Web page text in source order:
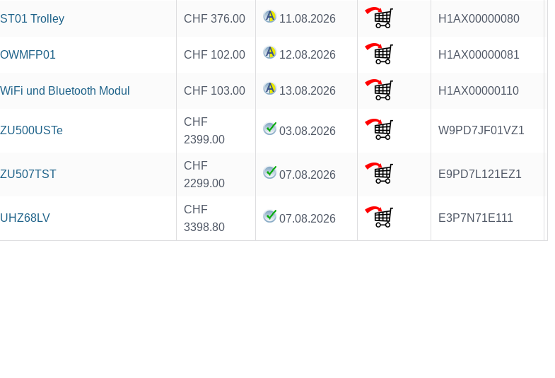
Trolley CHF 376.00 11.08.2026 H1AX00000080
CHF 102.00 12.08.2026 H1AX00000081
und Bluetooth Modul CHF 103.00 13.08.2026 H1AX00000110
CHF
2399.00
03.08.2026 W9PD7JF01VZ1
CHF
2299.00
07.08.2026 E9PD7L121EZ1
CHF
3398.80
07.08.2026 E3P7N71E111